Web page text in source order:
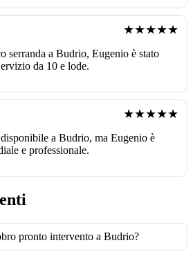
★★★★★
serranda a Budrio, Eugenio è stato
da 10 e lode.
★★★★★
a Budrio, ma Eugenio è
e professionale.
pronto intervento a Budrio?